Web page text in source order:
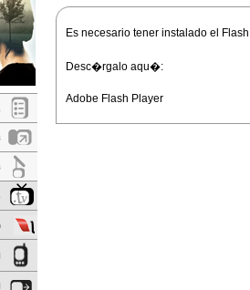
Es necesario tener instalado el
Desc�rgalo aqu�:
Adobe Flash Player